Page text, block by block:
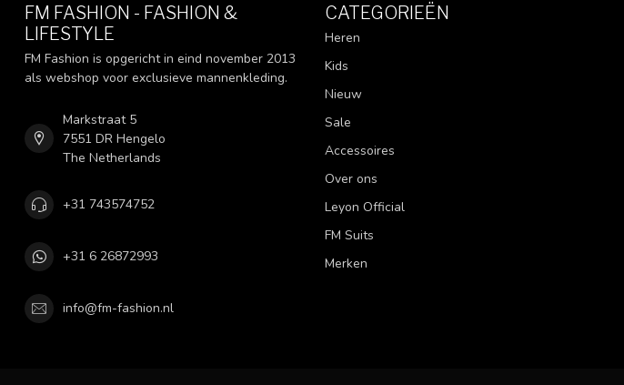
FM FASHION - FASHION &
LIFESTYLE
FM Fashion is opgericht in eind november 2013
als webshop voor exclusieve mannenkleding.
Markstraat 5
7551 DR Hengelo
The Netherlands
+31 743574752
+31 6 26872993
info@fm-fashion.nl
CATEGORIEËN
Heren
Kids
Nieuw
Sale
Accessoires
Over ons
Leyon Official
FM Suits
Merken